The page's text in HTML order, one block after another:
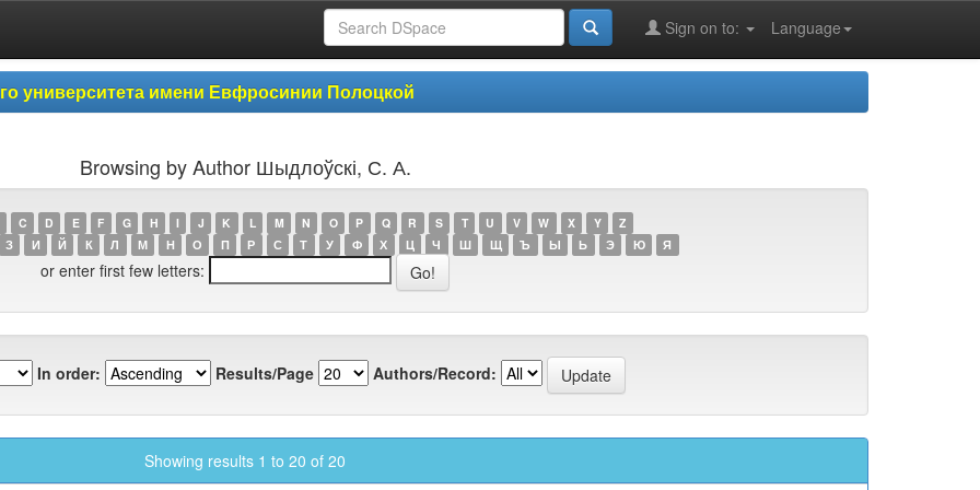
Language
Sign on to:
университета имени Евфросинии Полоцкой
Browsing by Author Шыдлоўскі, С. А.
C D E F G H I J K L M N O P Q R S T U V W X Y
Z
З И Й К Л М Н О П Р С Т У Ф Х Ц Ч Ш Щ Ъ Ы Ь Э Ю Я
or enter first few letters:
In order: Results/Page Authors/Record:
Showing results 1 to 20 of 20